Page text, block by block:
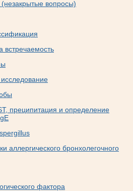
(незакрытые вопросы)
встречаемость
исследование
преципитация и определение
аллергического бронхолегочного
фактора